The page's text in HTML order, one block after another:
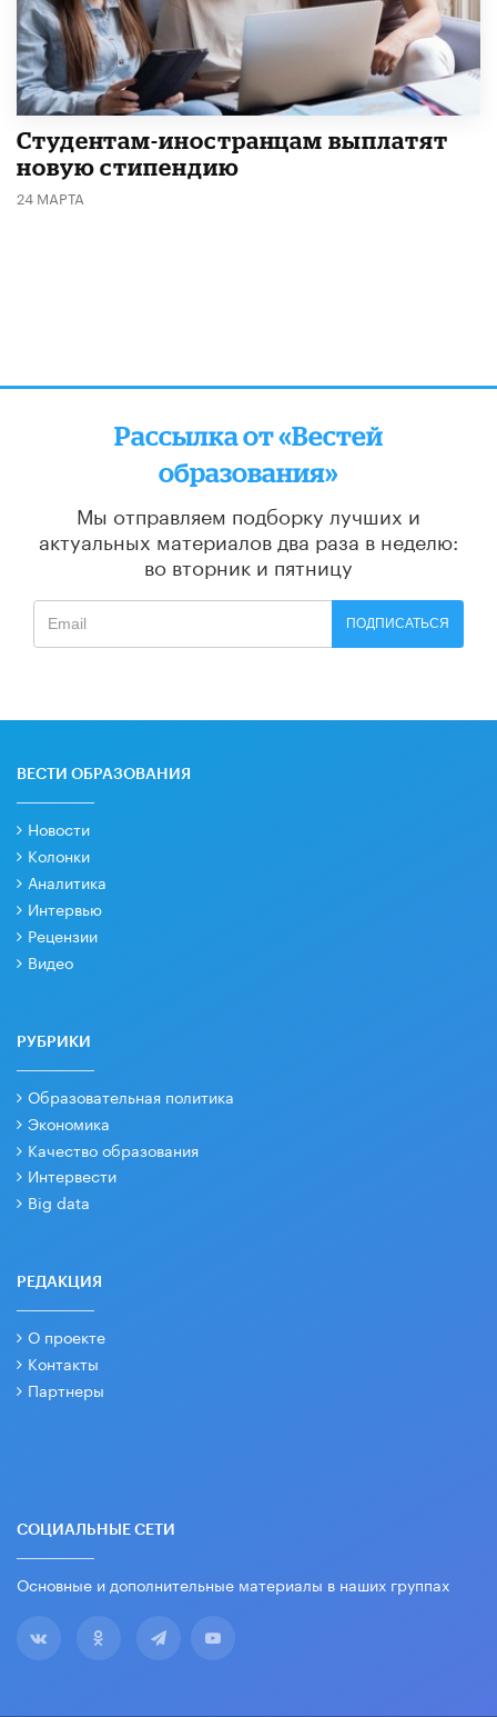
Студентам-иностранцам выплатят
новую стипендию
24 МАРТА
Рассылка от «Вестей
образования»
Мы отправляем подборку лучших и
актуальных материалов два раза в неделю:
во вторник и пятницу
ПОДПИСАТЬСЯ
ВЕСТИ ОБРАЗОВАНИЯ
Новости
Колонки
Аналитика
Интервью
Рецензии
Видео
РУБРИКИ
Образовательная политика
Экономика
Качество образования
Интервести
Big data
РЕДАКЦИЯ
О проекте
Контакты
Партнеры
СОЦИАЛЬНЫЕ СЕТИ
Основные и дополнительные материалы в наших группах